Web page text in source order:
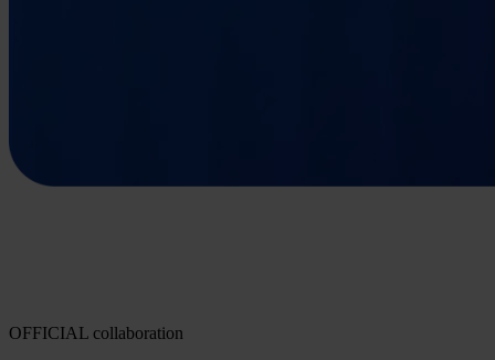
OFFICIAL collaboration